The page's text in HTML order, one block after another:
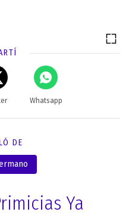
Whatsapp
DE
Ya